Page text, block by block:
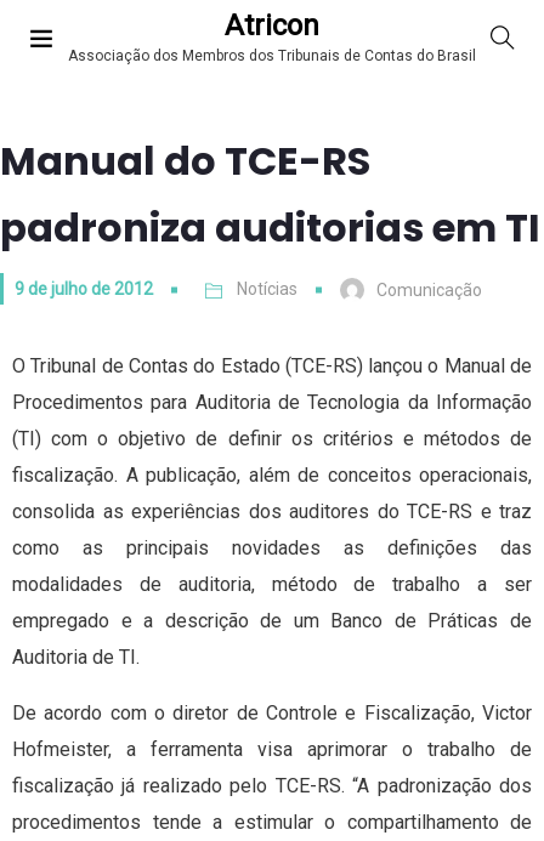
Atricon
Associação dos Membros dos Tribunais de Contas do Brasil
Manual do TCE-RS
padroniza auditorias em TI
9 de julho de 2012 Notícias Comunicação
O Tribunal de Contas do Estado (TCE-RS) lançou o Manual de
Procedimentos para Auditoria de Tecnologia da Informação
(TI) com o objetivo de definir os critérios e métodos de
fiscalização. A publicação, além de conceitos operacionais,
consolida as experiências dos auditores do TCE-RS e traz
como as principais novidades as definições das
modalidades de auditoria, método de trabalho a ser
empregado e a descrição de um Banco de Práticas de
Auditoria de TI.
De acordo com o diretor de Controle e Fiscalização, Victor
Hofmeister, a ferramenta visa aprimorar o trabalho de
fiscalização já realizado pelo TCE-RS. “A padronização dos
procedimentos tende a estimular o compartilhamento de